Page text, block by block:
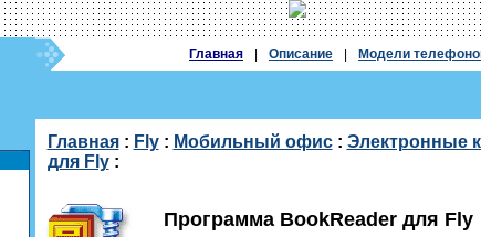
Главная Описание Модели
Главная: Fly: Мобильный офис: Электронные
для Fly:
Программа BookReader для Fly